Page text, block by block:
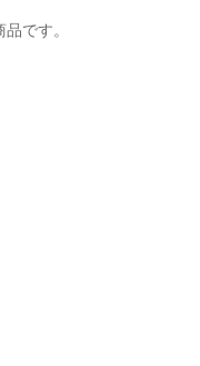
です。